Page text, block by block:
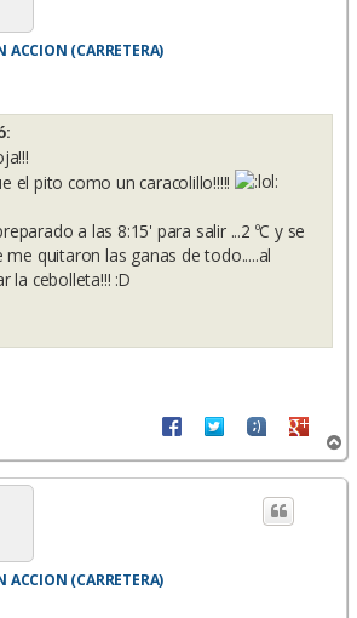
ACCION (CARRETERA)
el pito como un caracolillo!!!!!
a las 8:15' para salir ...2 ºC y se
me quitaron las ganas de todo.....al
la cebolleta!!! :D
r
r
ACCION (CARRETERA)